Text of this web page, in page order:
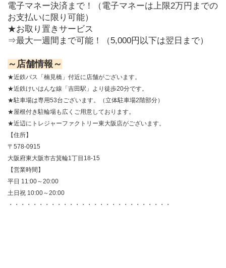
電子マネー決済まで！（電子マネーは上限2万円までの
お支払いに限り可能）
★お取り置きサービス
⇒最大一週間まで可能！（5,000円以下は翌日まで）
～店舗情報～
★近鉄バス「楠見橋」付近に店舗がございます。
★近鉄けいはんな線「吉田駅」より徒歩20分です。
★駐車場は専用53台ございます。（立体駐車場2階部分）
★屋根付き駐輪場も広くご用意しております。
★近辺にトレジャーファクトリー東大阪店がございます。
【住所】
〒578-0915
大阪府東大阪市古箕輪1丁目18-15
【営業時間】
平日 11:00～20:00
土日祝 10:00～20:00
・・・・・・・・・・・・・・・・・・・・・・・・・・・